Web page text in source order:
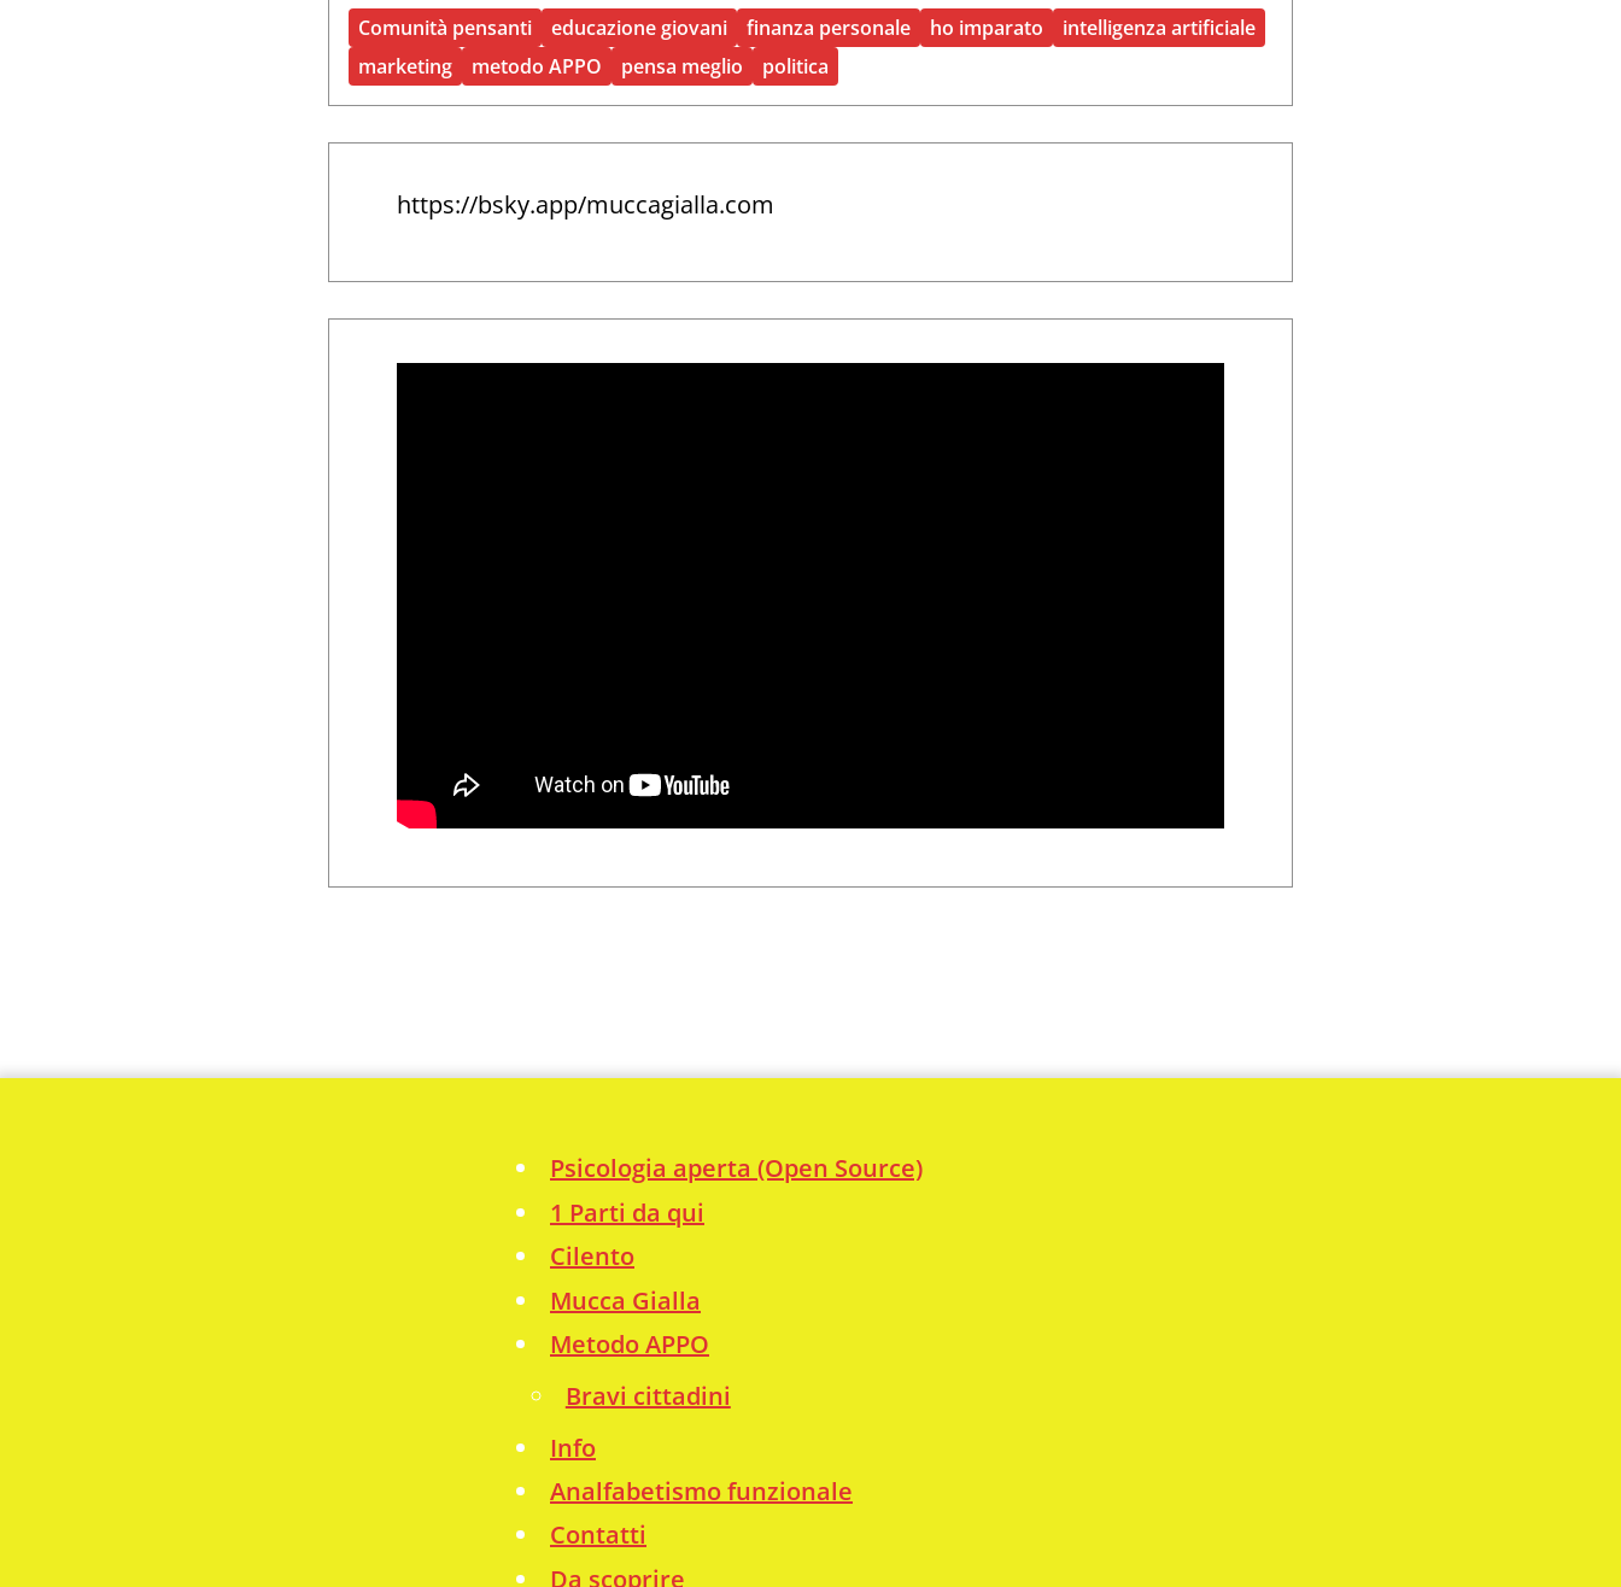
Comunità pensanti educazione giovani finanza personale ho imparato
intelligenza artificiale
marketing
metodo APPO pensa meglio politica
https://bsky.app/muccagialla.com
Psicologia aperta (Open Source)
1 Parti da qui
Cilento
Mucca Gialla
Metodo APPO
Bravi cittadini
Info
Analfabetismo funzionale
Contatti
Da scoprire